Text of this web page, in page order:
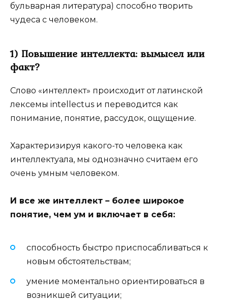
бульварная литература) способно творить
чудеса с человеком.
1) Повышение интеллекта: вымысел или
факт?
Слово «интеллект» происходит от латинской
лексемы intellectus и переводится как
понимание, понятие, рассудок, ощущение.
Характеризируя какого-то человека как
интеллектуала, мы однозначно считаем его
очень умным человеком.
И все же интеллект – более широкое
понятие, чем ум и включает в себя:
способность быстро приспосабливаться к
новым обстоятельствам;
умение моментально ориентироваться в
возникшей ситуации;